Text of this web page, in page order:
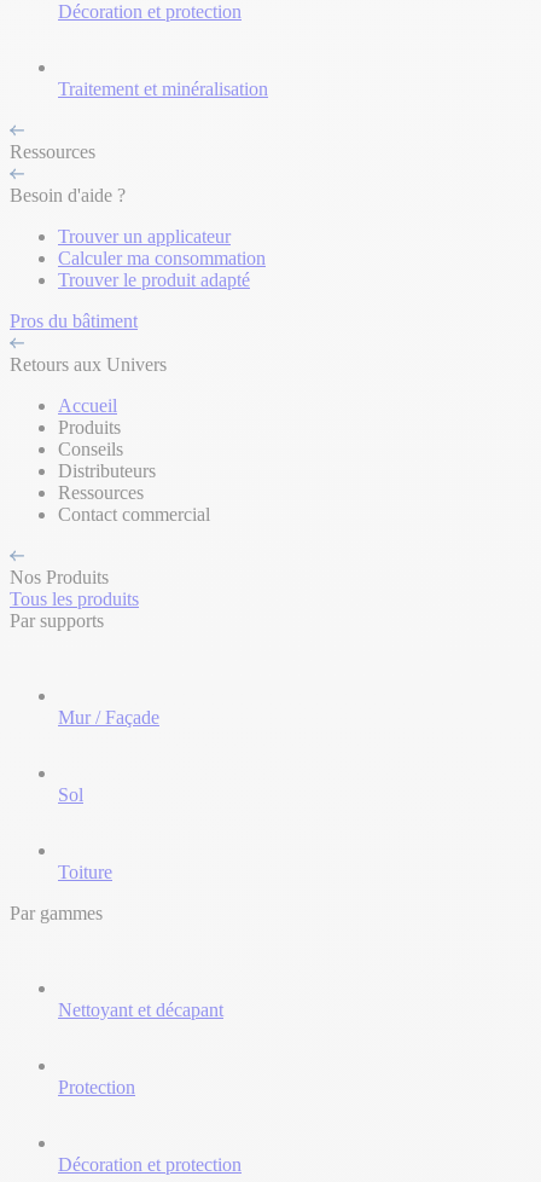
Décoration et protection
Traitement et minéralisation
Ressources
Besoin d'aide ?
Trouver un applicateur
Calculer ma consommation
Trouver le produit adapté
Pros du bâtiment
Retours aux Univers
Accueil
Produits
Conseils
Distributeurs
Ressources
Contact commercial
Nos Produits
Tous les produits
Par supports
Mur / Façade
Sol
Toiture
Par gammes
Nettoyant et décapant
Protection
Décoration et protection